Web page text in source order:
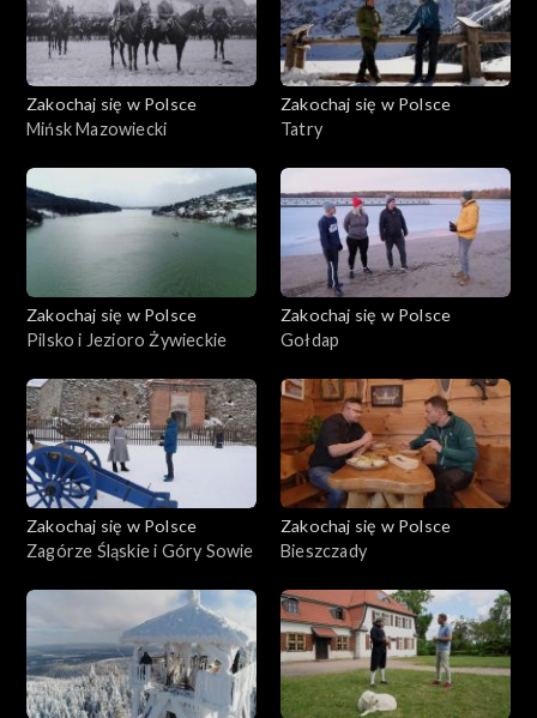
Zakochaj się w Polsce
Mińsk Mazowiecki
Zakochaj się w Polsce
Tatry
Zakochaj się w Polsce
Pilsko i Jezioro Żywieckie
Zakochaj się w Polsce
Gołdap
Zakochaj się w Polsce
Zagórze Śląskie i Góry Sowie
Zakochaj się w Polsce
Bieszczady